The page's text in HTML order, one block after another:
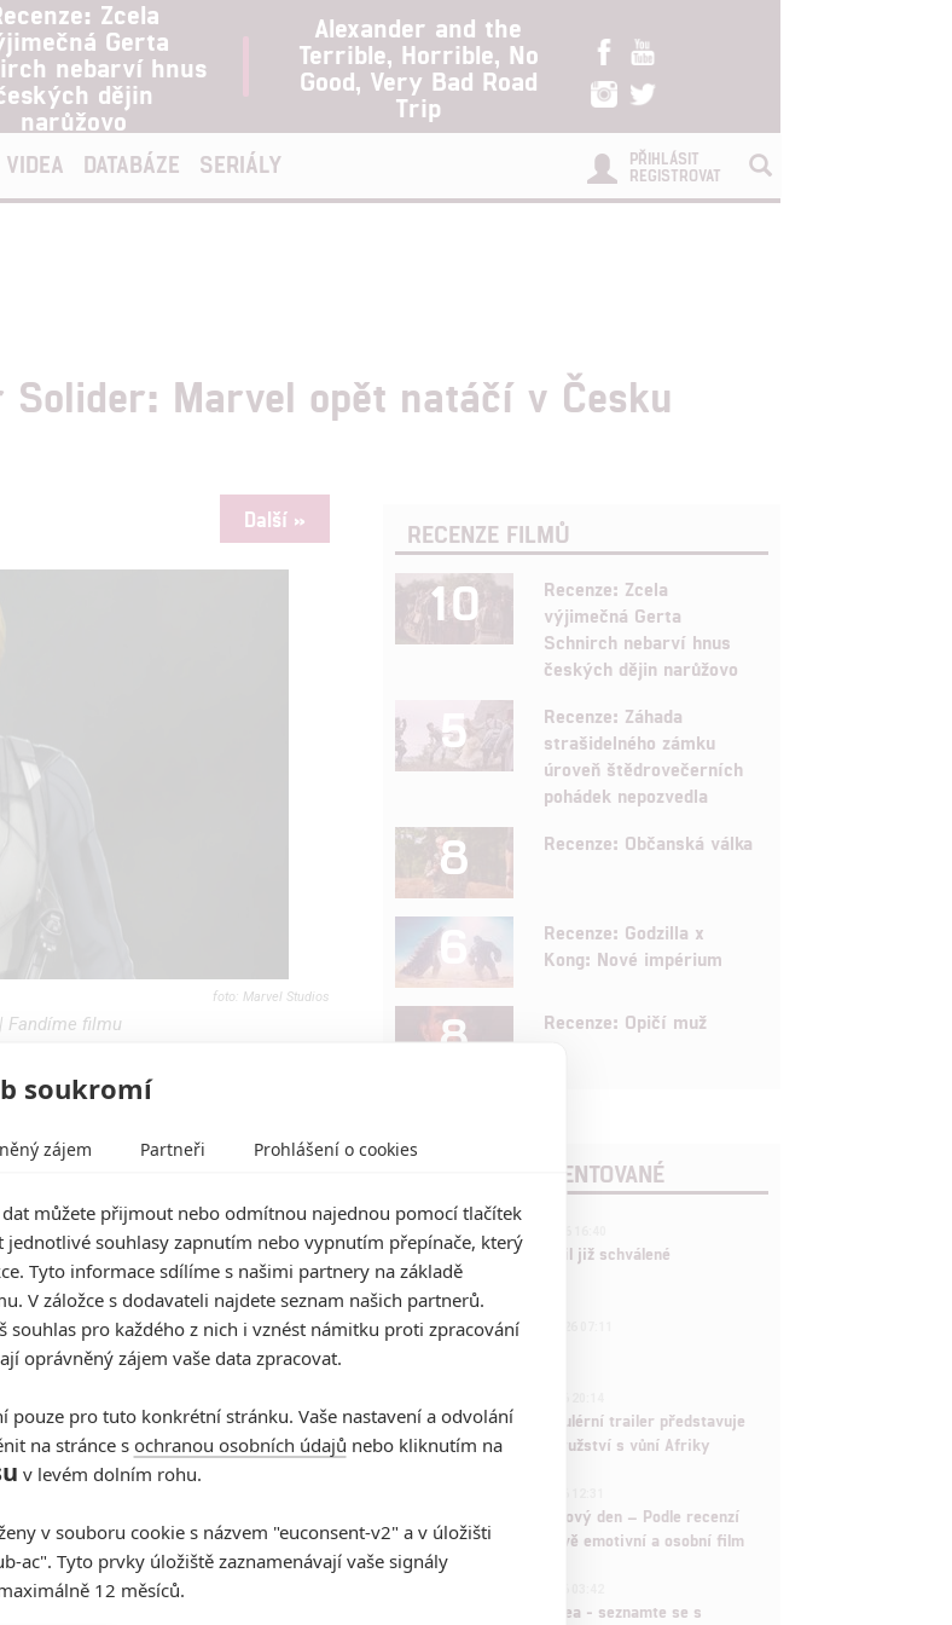
Zcela
Gerta
nebarví hnus
dějin
narůžovo
Alexander and the
Terrible, Horrible, No
Good, Very Bad Road
Trip
VIDEA DATABÁZE SERIÁLY
PŘIHLÁSIT
REGISTROVAT
Solider: Marvel opět natáčí v Česku
Další »
Marvel Studios
Fandíme filmu
RECENZE FILMŮ
10
Recenze: Zcela
výjimečná Gerta
Schnirch nebarví hnus
českých dějin narůžovo
5
Recenze: Záhada
strašidelného zámku
úroveň štědrovečerních
pohádek nepozvedla
8 Recenze: Občanská válka
6
Recenze: Godzilla x
Kong: Nové impérium
8 Recenze: Opičí muž
POSLEDNÍ KOMENTOVANÉ
3
Marvel nečekaně zrušil již schválené
pokračování
433FILM | 01.08.2026 07:11
Děti krve a kostí: Regulérní trailer představuje
akční fantasy dobrodružství s vůní Afriky
Spider-Man: Zbrusu nový den – Podle recenzí
máme čekat překvapivě emotivní a osobní film
Velké preview: Odyssea - seznamte se s
soukromí
zájem Partneři Prohlášení o cookies
můžete přijmout nebo odmítnou najednou pomocí tlačítek
jednotlivé souhlasy zapnutím nebo vypnutím přepínače, který
Tyto informace sdílíme s našimi partnery na základě
V záložce s dodavateli najdete seznam našich partnerů.
souhlas pro každého z nich i vznést námitku proti zpracování
oprávněný zájem vaše data zpracovat.
pouze pro tuto konkrétní stránku. Vaše nastavení a odvolání
na stránce s ochranou osobních údajů nebo kliknutím na
v levém dolním rohu.
v souboru cookie s názvem "euconsent-v2" a v úložišti
ac". Tyto prvky úložiště zaznamenávají vaše signály
12 měsíců.